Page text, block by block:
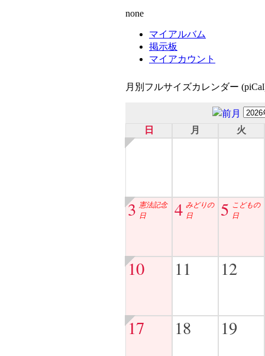
none
マイアルバム
掲示板
マイアカウント
月別フルサイズカレンダー
日 月 火
3 憲法記念
日
4 みどりの
日
5
こどもの
日
10 11 12
17 18 19